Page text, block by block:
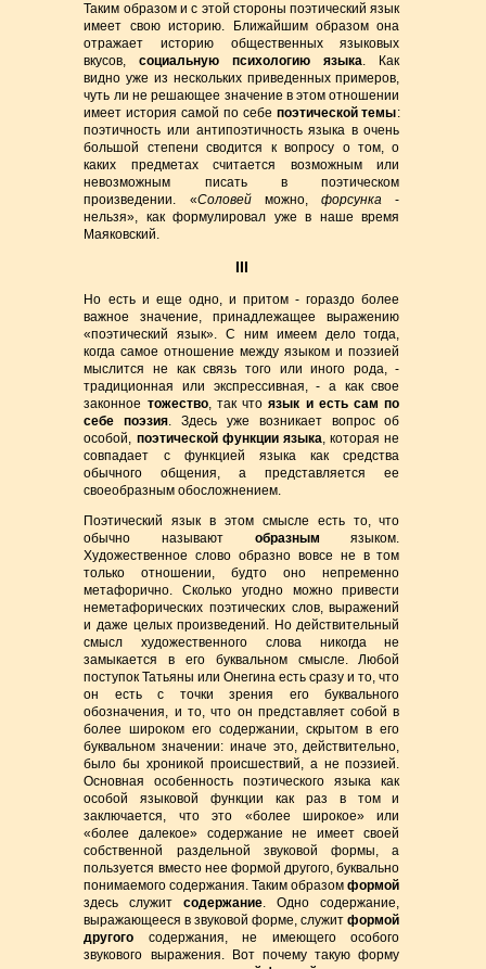
Таким образом и с этой стороны поэтический язык
имеет свою историю. Ближайшим образом она
отражает историю общественных языковых
вкусов,социальную психологию языка. Как
видно уже из нескольких приведенных примеров,
чуть ли не решающее значение в этом отношении
имеет история самой по себе поэтической темы:
поэтичность или антипоэтичность языка в очень
большой степени сводится к вопросу о том, о
каких предметах считается возможным или
невозможным писать в поэтическом
произведении. «Соловейможно,форсунка -
нельзя», как формулировал уже в наше время
Маяковский.
III
Но есть и еще одно, и притом - гораздо более
важное значение, принадлежащее выражению
«поэтический язык». С ним имеем дело тогда,
когда самое отношение между языком и поэзией
мыслится не как связь того или иного рода, -
традиционная или экспрессивная, - а как свое
законное тожество, так чтоязык и есть сам по
себе поэзия. Здесь уже возникает вопрос об
особой, поэтической функции языка, которая не
совпадает с функцией языка как средства
обычного общения, а представляется ее
своеобразным обосложнением.
Поэтический язык в этом смысле есть то, что
обычно называют образным языком.
Художественное слово образно вовсе не в том
только отношении, будто оно непременно
метафорично. Сколько угодно можно привести
неметафорических поэтических слов, выражений
и даже целых произведений. Но действительный
смысл художественного слова никогда не
замыкается в его буквальном смысле. Любой
поступок Татьяны или Онегина есть сразу и то, что
он есть с точки зрения его буквального
обозначения, и то, что он представляет собой в
более широком его содержании, скрытом в его
буквальном значении: иначе это, действительно,
было бы хроникой происшествий, а не поэзией.
Основная особенность поэтического языка как
особой языковой функции как раз в том и
заключается, что это «более широкое» или
«более далекое» содержание не имеет своей
собственной раздельной звуковой формы, а
пользуется вместо нее формой другого, буквально
понимаемого содержания. Таким образомформой
здесь служитсодержание. Одно содержание,
выражающееся в звуковой форме, служитформой
другого содержания, не имеющего особого
звукового выражения. Вот почему такую форму